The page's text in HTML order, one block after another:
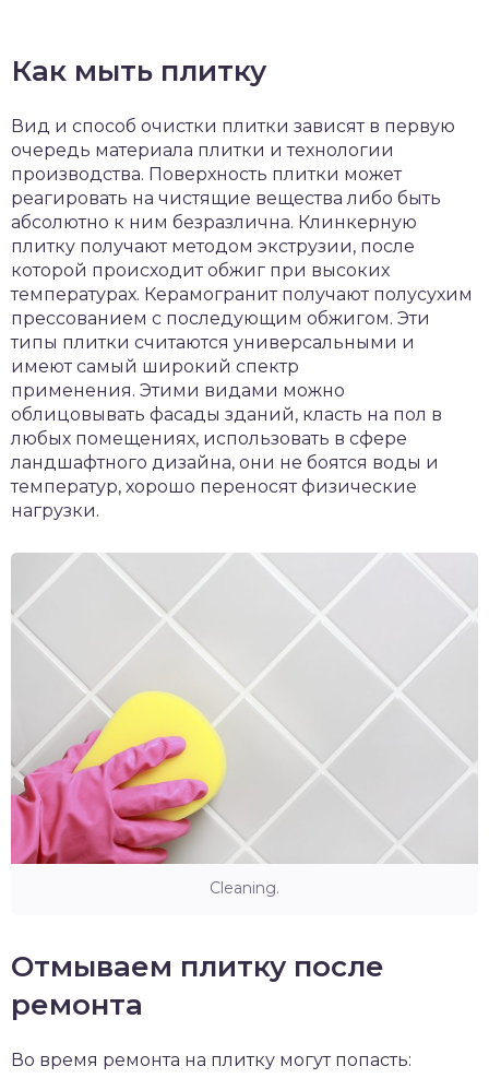
Как мыть плитку
Вид и способ очистки плитки зависят в первую
очередь материала плитки и технологии
производства. Поверхность плитки может
реагировать на чистящие вещества либо быть
абсолютно к ним безразлична. Клинкерную
плитку получают методом экструзии, после
которой происходит обжиг при высоких
температурах. Керамогранит получают полусухим
прессованием с последующим обжигом. Эти
типы плитки считаются универсальными и
имеют самый широкий спектр
применения. Этими видами можно
облицовывать фасады зданий, класть на пол в
любых помещениях, использовать в сфере
ландшафтного дизайна, они не боятся воды и
температур, хорошо переносят физические
нагрузки.
Cleaning.
Отмываем плитку после
ремонта
Во время ремонта на плитку могут попасть: